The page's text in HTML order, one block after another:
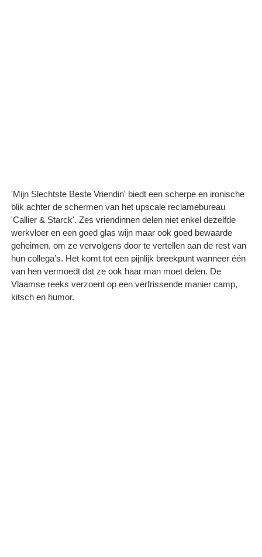
'Mijn Slechtste Beste Vriendin' biedt een scherpe en ironische
blik achter de schermen van het upscale reclamebureau
'Callier & Starck'. Zes vriendinnen delen niet enkel dezelfde
werkvloer en een goed glas wijn maar ook goed bewaarde
geheimen, om ze vervolgens door te vertellen aan de rest van
hun collega’s. Het komt tot een pijnlijk breekpunt wanneer één
van hen vermoedt dat ze ook haar man moet delen. De
Vlaamse reeks verzoent op een verfrissende manier camp,
kitsch en humor.